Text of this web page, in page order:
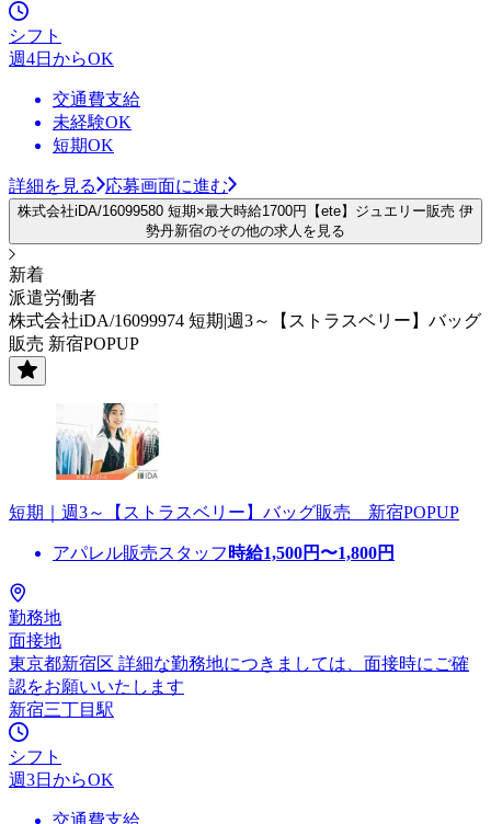
シフト
週4日からOK
交通費支給
未経験OK
短期OK
詳細を見る 応募画面に進む
株式会社iDA/16099580 短期×最大時給1700円【ete】ジュエリー販売 伊
勢丹新宿のその他の求人を見る
新着
派遣労働者
株式会社iDA/16099974 短期|週3～【ストラスベリー】バッグ
販売 新宿POPUP
短期｜週3～【ストラスベリー】バッグ販売 新宿POPUP
アパレル販売スタッフ 時給1,500円〜1,800円
勤務地
面接地
東京都新宿区 詳細な勤務地につきましては、面接時にご確
認をお願いいたします
新宿三丁目駅
シフト
週3日からOK
交通費支給